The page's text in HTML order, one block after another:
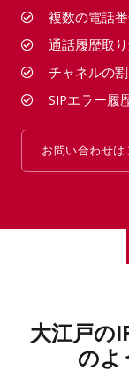
複数の電話
通話履歴取
チャネルの
SIPエラー履
お問い合わせは
大江戸の
のよ